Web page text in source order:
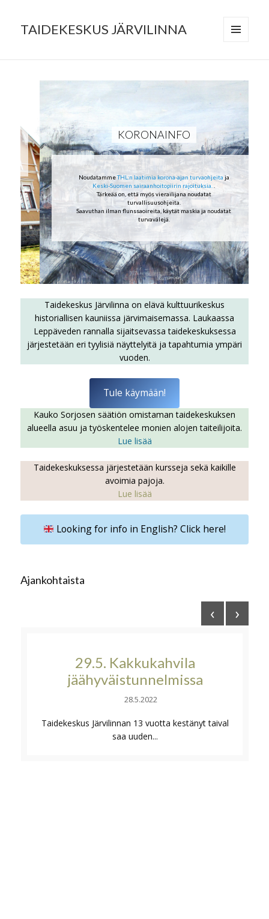
TAIDEKESKUS JÄRVILINNA
JA
KORONAINFO
NoudatammeTHL:n laatimia korona-ajan turvaohjeitaja
Keski-Suomen sairaanhoitopiirin rajoituksia..
Tärkeää on, että myös vierailijana noudatat
turvallisuusohjeita.
Saavuthan ilman flunssaoireita, käytät maskia ja noudatat
turvavälejä.
Taidekeskus Järvilinna on elävä kulttuurikeskus
historiallisen kauniissa järvimaisemassa. Laukaassa
Leppäveden rannalla sijaitsevassa taidekeskuksessa
järjestetään eri tyylisiä näyttelyitä ja tapahtumia ympäri
vuoden.
Tule käymään!
Kauko Sorjosen säätiön omistaman taidekeskuksen
alueella asuu ja työskentelee monien alojen taiteilijoita.
Lue lisää
Taidekeskuksessa järjestetään kursseja sekä kaikille
avoimia pajoja.
Lue lisää
Looking for info in English? Click here!
Ajankohtaista
29.5. Kakkukahvila
jäähyväistunnelmissa
28.5.2022
Taidekeskus Järvilinnan 13 vuotta kestänyt taival
saa uuden...
‹ ›